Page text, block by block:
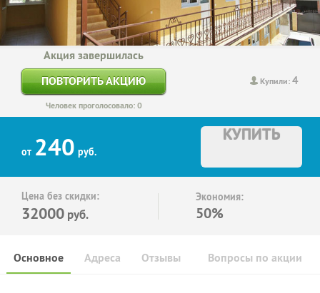
Купили:4
Акция завершилась
ПОВТОРИТЬ АКЦИЮ
Человек проголосовало: 0
от 240 руб.
КУПИТЬ
Цена без скидки:
32000 руб.
Экономия:
50%
Основное Отзывы Вопросы по акции
Адреса